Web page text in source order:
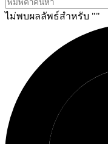
ไม่พบผลลัพธ์สำหรับ ""